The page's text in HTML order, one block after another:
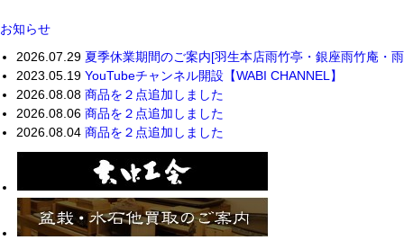
お知らせ
2026.07.29 夏季休業期間のご案内[羽生本店雨竹亭・銀座雨竹庵・
2023.05.19 YouTubeチャンネル開設【WABI CHANNEL】
2026.08.08 商品を２点追加しました
2026.08.06 商品を２点追加しました
2026.08.04 商品を２点追加しました